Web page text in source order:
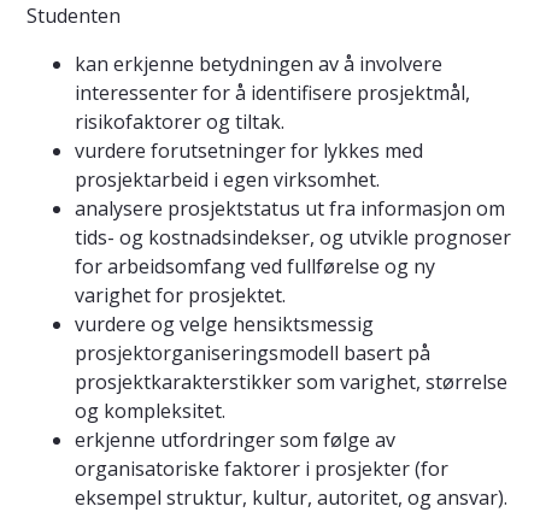
Studenten
kan erkjenne betydningen av å involvere
interessenter for å identifisere prosjektmål,
risikofaktorer og tiltak.
vurdere forutsetninger for lykkes med
prosjektarbeid i egen virksomhet.
analysere prosjektstatus ut fra informasjon om
tids- og kostnadsindekser, og utvikle prognoser
for arbeidsomfang ved fullførelse og ny
varighet for prosjektet.
vurdere og velge hensiktsmessig
prosjektorganiseringsmodell basert på
prosjektkarakterstikker som varighet, størrelse
og kompleksitet.
erkjenne utfordringer som følge av
organisatoriske faktorer i prosjekter (for
eksempel struktur, kultur, autoritet, og ansvar).